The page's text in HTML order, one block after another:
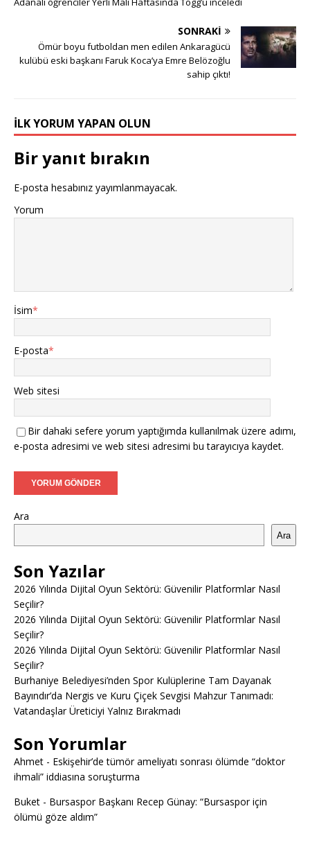
SONRAKI
Ömür boyu futboldan men edilen Ankaragücü
kulübü eski başkanı Faruk Koca’ya Emre Belözoğlu
sahip çıktı!
İLK YORUM YAPAN OLUN
Bir yanıt bırakın
E-posta hesabınız yayımlanmayacak.
Yorum
İsim*
E-posta*
Web sitesi
Bir dahaki sefere yorum yaptığımda kullanılmak üzere adımı,
e-posta adresimi ve web sitesi adresimi bu tarayıcıya kaydet.
Ara
Ara
Son Yazılar
2026 Yılında Dijital Oyun Sektörü: Güvenilir Platformlar Nasıl
Seçilir?
2026 Yılında Dijital Oyun Sektörü: Güvenilir Platformlar Nasıl
Seçilir?
2026 Yılında Dijital Oyun Sektörü: Güvenilir Platformlar Nasıl
Seçilir?
Burhaniye Belediyesi’nden Spor Kulüplerine Tam Dayanak
Bayındır’da Nergis ve Kuru Çiçek Sevgisi Mahzur Tanımadı:
Vatandaşlar Üreticiyi Yalnız Bırakmadı
Son Yorumlar
Ahmet - Eskişehir’de tümör ameliyatı sonrası ölümde “doktor
ihmali” iddiasına soruşturma
Buket - Bursaspor Başkanı Recep Günay: “Bursaspor için
ölümü göze aldım”